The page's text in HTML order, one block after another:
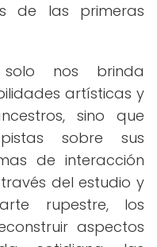
de las primeras
nos brinda
artísticas y
sino que
sobre sus
de interacción
del estudio y
rupestre, los
aspectos